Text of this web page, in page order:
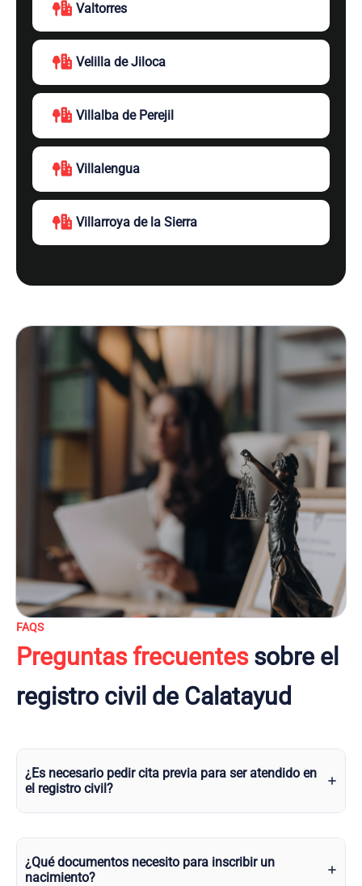
Valtorres
Velilla de Jiloca
Villalba de Perejil
Villalengua
Villarroya de la Sierra
FAQS
Preguntas frecuentessobre el
registro civil de Calatayud
¿Es necesario pedir cita previa para ser atendido en
el registro civil?
¿Qué documentos necesito para inscribir un
nacimiento?